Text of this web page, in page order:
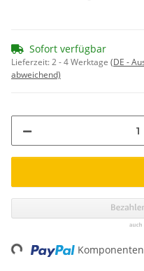
Sofort verfügbar
Lieferzeit:2 - 4 Werktage (DE -
abweichend)